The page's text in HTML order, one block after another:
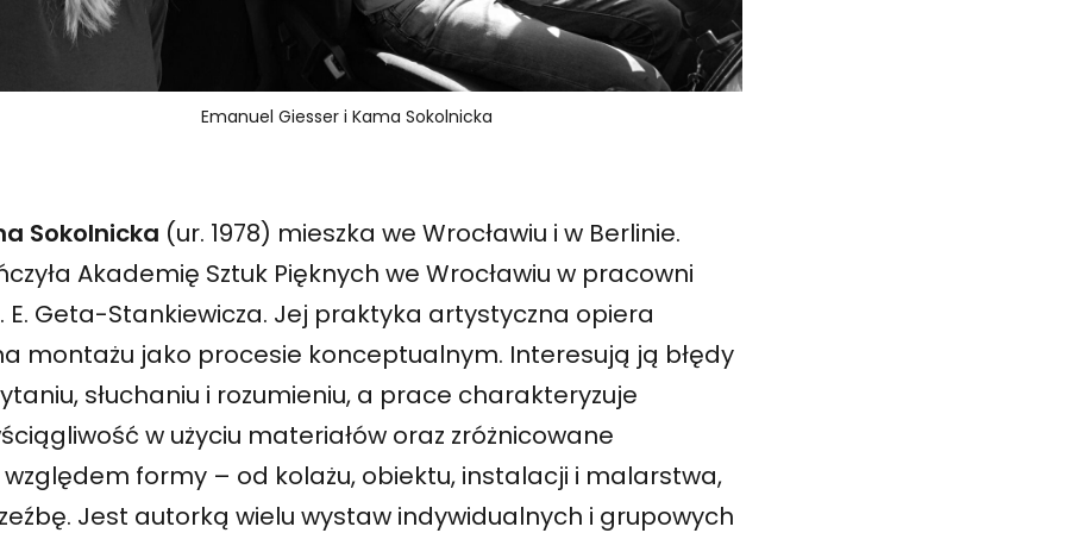
Emanuel Giesser i Kama Sokolnicka
Sokolnicka (ur. 1978) mieszka we Wrocławiu i w Berlinie.
Akademię Sztuk Pięknych we Wrocławiu w pracowni
E. Geta-Stankiewicza. Jej praktyka artystyczna opiera
montażu jako procesie konceptualnym. Interesują ją błędy
słuchaniu i rozumieniu, a prace charakteryzuje
w użyciu materiałów oraz zróżnicowane
formy – od kolażu, obiektu, instalacji i malarstwa,
Jest autorką wielu wystaw indywidualnych i grupowych